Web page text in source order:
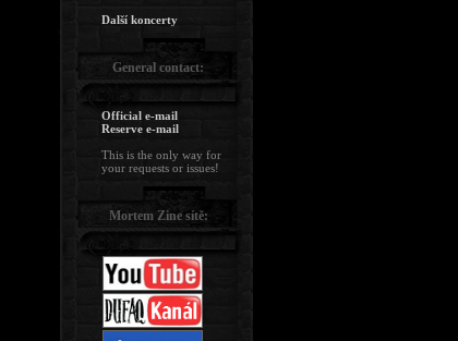
Další koncerty
General contact:
Official e-mail
Reserve e-mail
This is the only way for
your requests or issues!
Mortem Zine sítě: